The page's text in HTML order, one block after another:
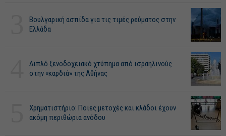
Βουλγαρική ασπίδα για τις τιμές ρεύματος στην
Ελλάδα
Διπλό ξενοδοχειακό χτύπημα από ισραηλινούς
στην «καρδιά» της Αθήνας
Χρηματιστήριο: Ποιες μετοχές και κλάδοι έχουν
ακόμη περιθώρια ανόδου